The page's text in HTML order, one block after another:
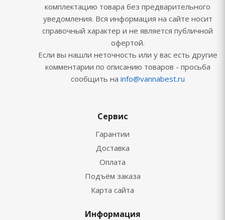
комплектацию товара без предварительного
уведомления. Вся информация на сайте носит
справочный характер и не является публичной
офертой.
Если вы нашли неточность или у вас есть другие
комментарии по описанию товаров - просьба
сообщить на info@vannabest.ru
Сервис
Гарантии
Доставка
Оплата
Подъём заказа
Карта сайта
Информация